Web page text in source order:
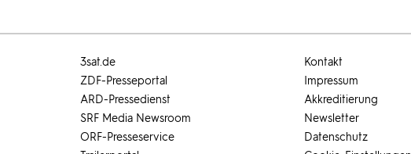
3sat.de
ZDF-Presseportal
ARD-Pressedienst
SRF Media Newsroom
ORF-Presseservice
Kontakt
Impressum
Akkreditierung
Newsletter
Datenschutz